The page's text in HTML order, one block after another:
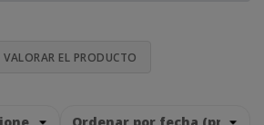
VALORAR EL PRODUCTO